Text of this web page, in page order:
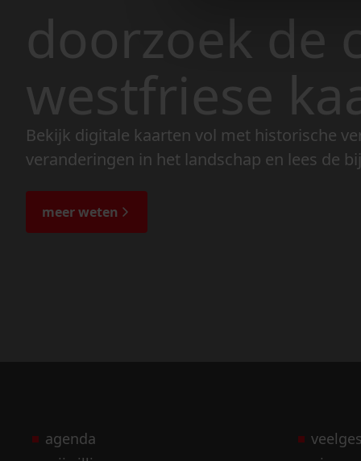
doorzoek de
westfriese
Bekijk digitale kaarten vol met historische
veranderingen in het landschap en lees de
meer weten
agenda